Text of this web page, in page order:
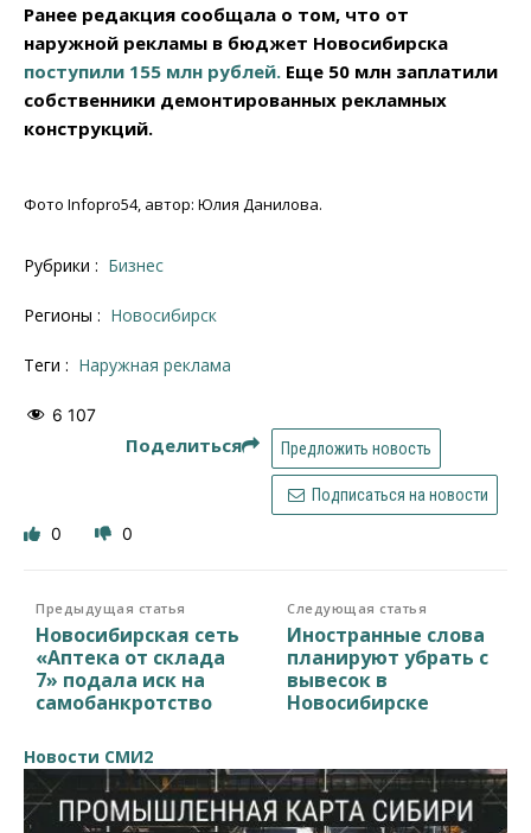
Ранее редакция сообщала о том, что от
наружной рекламы в бюджет Новосибирска
поступили 155 млн рублей. Еще 50 млн заплатили
собственники демонтированных рекламных
конструкций.
Фото Infopro54, автор: Юлия Данилова.
Рубрики : Бизнес
Регионы : Новосибирск
Теги : наружная реклама
6 107
Поделиться Предложить новость
Подписаться на новости
0 0
Предыдущая статья
Новосибирская сеть
«Аптека от склада
7» подала иск на
самобанкротство
Следующая статья
Иностранные слова
планируют убрать с
вывесок в
Новосибирске
Новости СМИ2